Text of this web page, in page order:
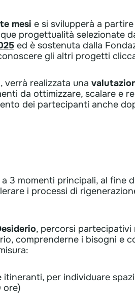
mesi e si svilupperà a
progettualità selezionate
ed è sostenuta dalla
gli altri progetti
realizzata una
da ottimizzare, scalare e
dei partecipanti anche
3 momenti principali, al fine
i processi di
, percorsi partecipativi
comprenderne i bisogni e
itineranti, per individuare
ore)